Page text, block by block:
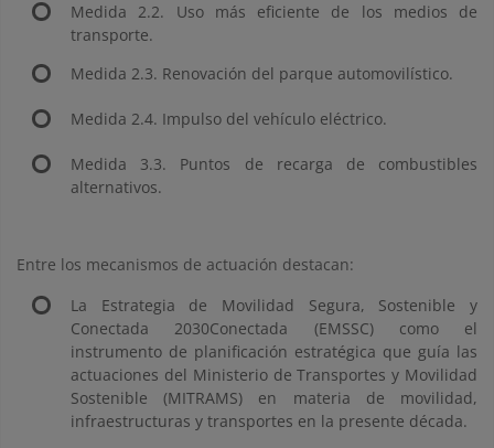
Medida 2.2. Uso más eficiente de los medios de
transporte.
Medida 2.3. Renovación del parque automovilístico.
Medida 2.4. Impulso del vehículo eléctrico.
Medida 3.3. Puntos de recarga de combustibles
alternativos.
Entre los mecanismos de actuación destacan:
La Estrategia de Movilidad Segura, Sostenible y
Conectada 2030Conectada (EMSSC) como el
instrumento de planificación estratégica que guía las
actuaciones del Ministerio de Transportes y Movilidad
Sostenible (MITRAMS) en materia de movilidad,
infraestructuras y transportes en la presente década.